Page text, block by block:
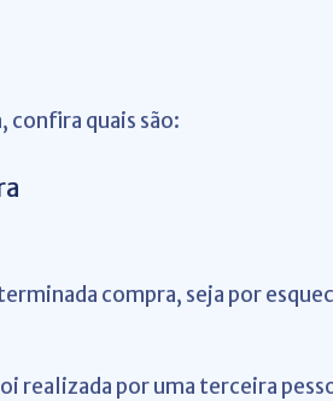
, confira quais são:
compra, seja por
realizada por uma terceira